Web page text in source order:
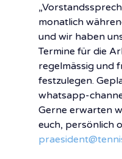
monatlich
und wir haben
Termine für die
regelmässig und
festzulegen.
whatsapp-
Gerne erwarten
euch, persönlich